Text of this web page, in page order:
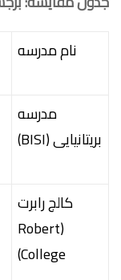
نام مدرسه
مدرسه
بریتانیایی (BISI)
کالج رابرت
(Robert
College)